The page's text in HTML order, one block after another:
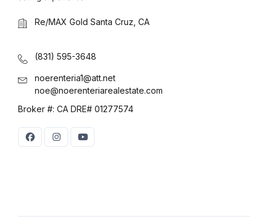
Re/MAX Gold Santa Cruz, CA
(831) 595-3648
noerenteria1@att.net
noe@noerenteriarealestate.com
Broker #: CA DRE# 01277574